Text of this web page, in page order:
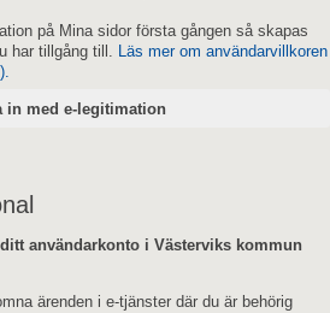
på Mina sidor första gången så skapas
har tillgång till.
Läs mer om användarvillkoren
användarkonto i Västerviks kommun
ärenden i e-tjänster där du är behörig